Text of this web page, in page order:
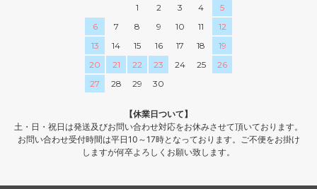
1
2 3 4
5
6
7 8 9 10 11
12
13
14 15 16 17 18
19
20
21 22 23 24 25
26
27
28 29 30
【休業日ついて】
土・日・祝日は発送及びお問い合わせ対応をお休みさせて頂いております。
お問い合わせ受付時間は平日10～17時となっております。ご不便をお掛け
しますが何卒よろしくお願い致します。